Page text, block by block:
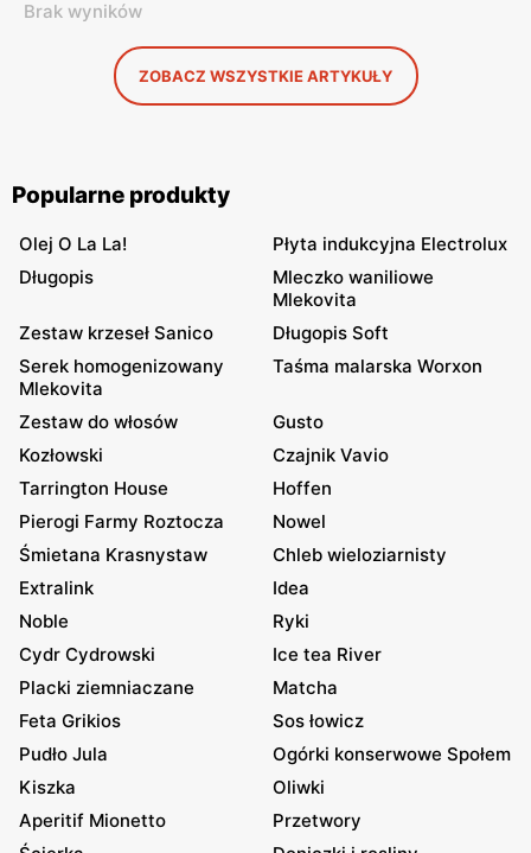
Brak wyników
ZOBACZ WSZYSTKIE ARTYKUŁY
Popularne produkty
Olej O La La!
Płyta indukcyjna Electrolux
Długopis
Mleczko waniliowe
Mlekovita
Zestaw krzeseł Sanico
Długopis Soft
Serek homogenizowany
Mlekovita
Taśma malarska Worxon
Zestaw do włosów
Gusto
Kozłowski
Czajnik Vavio
Tarrington House
Hoffen
Pierogi Farmy Roztocza
Nowel
Śmietana Krasnystaw
Chleb wieloziarnisty
Extralink
Idea
Noble
Ryki
Cydr Cydrowski
Ice tea River
Placki ziemniaczane
Matcha
Feta Grikios
Sos łowicz
Pudło Jula
Ogórki konserwowe Społem
Kiszka
Oliwki
Aperitif Mionetto
Przetwory